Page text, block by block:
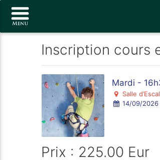
Inscription cours
Mardi -
Salle
14/09/
Prix : 225.00 Eur